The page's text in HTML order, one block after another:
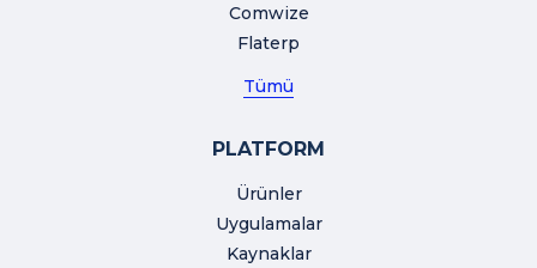
Comwize
Flaterp
Tümü
PLATFORM
Ürünler
Uygulamalar
Kaynaklar